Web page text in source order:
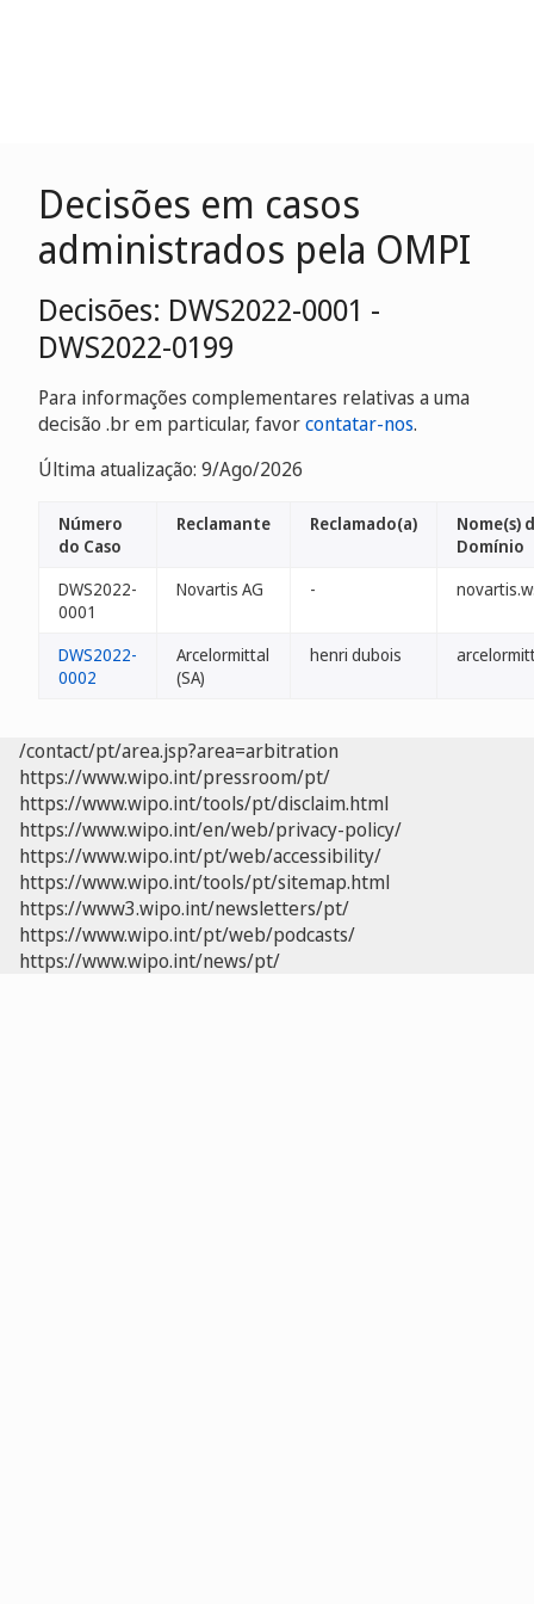
Decisões em casos
administrados pela OMPI
Decisões: DWS2022-0001 -
DWS2022-0199
Para informações complementares relativas a uma
decisão .br em particular, favorcontatar-nos.
Última atualização: 9/Ago/2026
Número
do Caso
Reclamante Reclamado(a)
Nome(s)
Domínio
DWS2022-
0001
Novartis AG -
DWS2022-
0002
Arcelormittal
(SA)
henri dubois
/contact/pt/area.jsp?area=arbitration
https://www.wipo.int/pressroom/pt/
https://www.wipo.int/tools/pt/disclaim.html
https://www.wipo.int/en/web/privacy-policy/
https://www.wipo.int/pt/web/accessibility/
https://www.wipo.int/tools/pt/sitemap.html
https://www3.wipo.int/newsletters/pt/
https://www.wipo.int/pt/web/podcasts/
https://www.wipo.int/news/pt/